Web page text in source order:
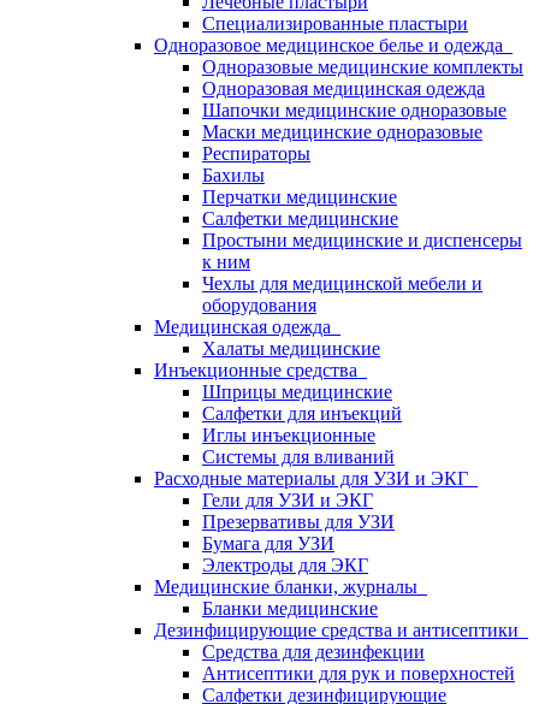
Специализированные пластыри
Одноразовое медицинское белье и одежда
Одноразовые медицинские комплекты
Одноразовая медицинская одежда
Шапочки медицинские одноразовые
Маски медицинские одноразовые
Респираторы
Бахилы
Перчатки медицинские
Салфетки медицинские
Простыни медицинские и диспенсеры
к ним
Чехлы для медицинской мебели и
оборудования
Медицинская одежда
Халаты медицинские
Инъекционные средства
Шприцы медицинские
Салфетки для инъекций
Иглы инъекционные
Системы для вливаний
Расходные материалы для УЗИ и ЭКГ
Гели для УЗИ и ЭКГ
Презервативы для УЗИ
Бумага для УЗИ
Электроды для ЭКГ
Медицинские бланки, журналы
Бланки медицинские
Дезинфицирующие средства и антисептики
Средства для дезинфекции
Антисептики для рук и поверхностей
Салфетки дезинфицирующие